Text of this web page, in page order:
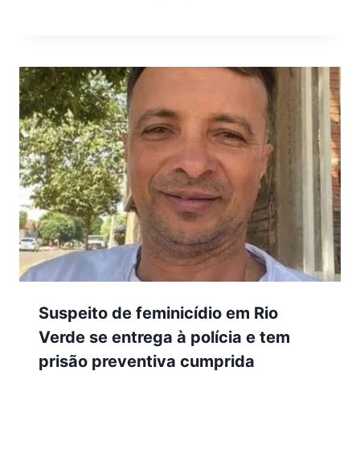
Suspeito de feminicídio em Rio
Verde se entrega à polícia e tem
prisão preventiva cumprida